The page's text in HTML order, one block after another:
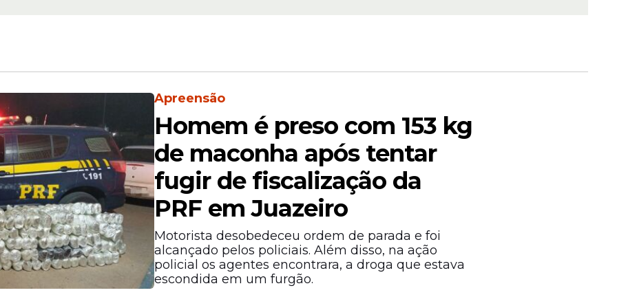
de
(20/03); confira NIS de hoje
ou por estiagens ou têm povos indígenas em
com pagamento antecipado está disponível na
Assistência Social.
Apreensão
Homem é preso com 153 kg
de maconha após tentar
fugir de fiscalização da
PRF em Juazeiro
Motorista desobedeceu ordem de parada e foi
alcançado pelos policiais. Além disso, na ação
policial os agentes encontrara, a droga que estava
escondida em um furgão.